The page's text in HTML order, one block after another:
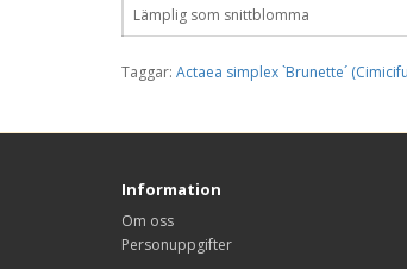
Lämplig som snittblomma
Taggar: Actaea simplex `Brunette´
Information
Om oss
Personuppgifter